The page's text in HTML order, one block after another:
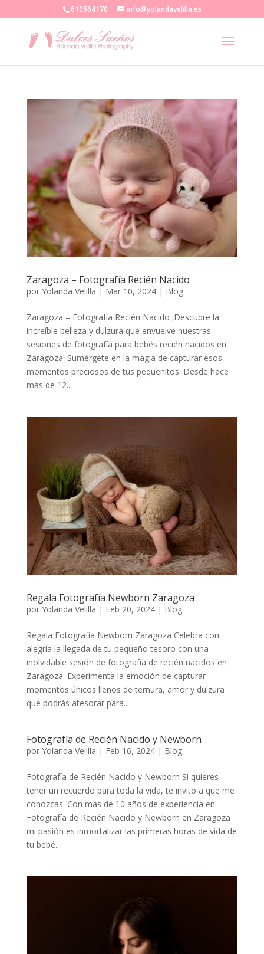
610564170 info@yolandavelilla.es
Zaragoza – Fotografía Recién Nacido
por Yolanda Velilla | Mar 10, 2024| Blog
Zaragoza – Fotografía Recién Nacido ¡Descubre la
increíble belleza y dulzura que envuelve nuestras
sesiones de fotografía para bebés recién nacidos en
Zaragoza! Sumérgete en la magia de capturar esos
momentos preciosos de tus pequeñitos. Desde hace
más de 12...
Regala Fotografía Newborn Zaragoza
por Yolanda Velilla | Feb 20, 2024| Blog
Regala Fotografía Newborn Zaragoza Celebra con
alegría la llegada de tu pequeño tesoro con una
inolvidable sesión de fotografía de recién nacidos en
Zaragoza. Experimenta la emoción de capturar
momentos únicos llenos de ternura, amor y dulzura
que podrás atesorar para...
Fotografía de Recién Nacido y Newborn
por Yolanda Velilla | Feb 16, 2024| Blog
Fotografía de Recién Nacido y Newborn Si quieres
tener un recuerdo para toda la vida, te invito a que me
conozcas. Con más de 10 años de experiencia en
Fotografía de Recién Nacido y Newborn en Zaragoza
mi pasión es inmortalizar las primeras horas de vida de
tu bebé...